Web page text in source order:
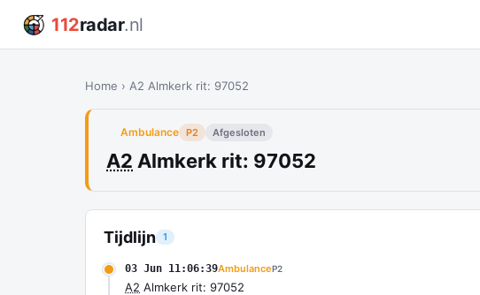
112radar.nl
Home › A2 Almkerk rit: 97052
Ambulance P2 Afgesloten
A2 Almkerk rit: 97052
Tijdlijn 1
03 Jun 11:06:39AmbulanceP2
A2 Almkerk rit: 97052